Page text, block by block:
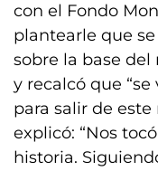
con el Fondo
plantearle que
sobre la base del
y recalcó que
para salir de
explicó: “Nos
historia.